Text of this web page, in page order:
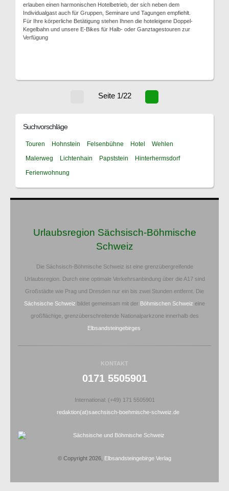
erlauben einen harmonischen Hotelbetrieb, der sich neben dem
Individualgast auch für Gruppen, Seminare und Tagungen empfiehlt.
Für Ihre körperliche Betätigung stehen Ihnen die hoteleigene Doppel-
Kegelbahn und unsere E-Bikes für Halb- oder Ganztagestouren zur
Verfügung
Seite 1/22
Suchvorschläge
Touren Hohnstein Felsenbühne Hotel
Wehlen
Malerweg
Lichtenhain Papststein
Hinterhermsdorf
Ferienwohnung
Urlaubsregion Sächsisch-Böhmische
Schweiz
Die Sächsisch-Böhmische Schweiz ist eine grenzübergreifende
Urlaubsregion. Durch eine optimale Verkehrsanbindung über die A17 sind
Großstädte wie Prag und Dresden nur ein bis zwei Stunden entfernt. Die
Sächsische Schweiz bildet gemeinsam mit der Böhmischen Schweiz eine
großflächige, grenzüberschreitende Nationalparkzone innerhalb des
Elbsandsteingebirges
KONTAKT
0171 5505901
International: (+49) 171 5505901
redaktion(at)saechsisch-boehmische-schweiz.de
© Copyright 2026, Elbsandsteingebirge Verlag